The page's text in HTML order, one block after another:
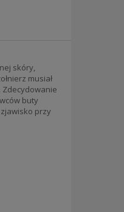
skóry,
musiał
Zdecydowanie
buty
przy